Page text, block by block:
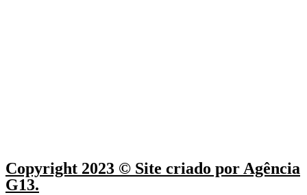
Copyright 2023 © Site criado por Agência
G13.